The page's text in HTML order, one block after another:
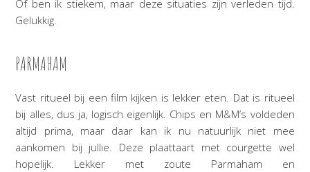
Of ben ik stiekem, maar deze situaties zijn verleden tijd.
Gelukkig.
PARMAHAM
Vast ritueel bij een film kijken is lekker eten. Dat is ritueel
bij alles, dus ja, logisch eigenlijk. Chips en M&M’s voldeden
altijd prima, maar daar kan ik nu natuurlijk niet mee
aankomen bij jullie. Deze plaattaart met courgette wel
hopelijk. Lekker met zoute Parmaham en